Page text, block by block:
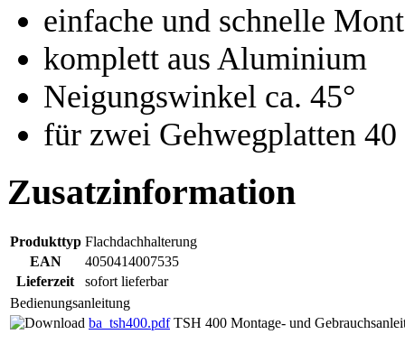
einfache und schnelle
komplett aus Aluminium
Neigungswinkel ca. 45°
für zwei Gehwegplatten
Zusatzinformation
Produkttyp Flachdachhalterung
EAN
4050414007535
Lieferzeit
sofort lieferbar
Bedienungsanleitung
ba_tsh400.pdf TSH 400 Montage- und